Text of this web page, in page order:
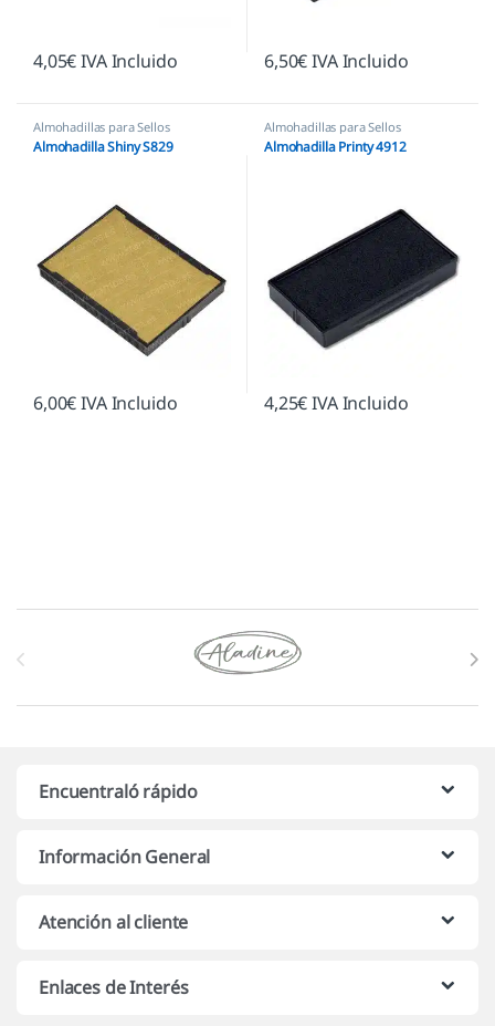
4,05€IVA Incluido 6,50€IVA Incluido
Almohadillas para Sellos
Automáticos ,Almohadillas Shiny
Almohadilla Shiny S829
6,00€IVA Incluido
Almohadillas para Sellos
Automáticos ,Almohadillas Trodat
Almohadilla Printy 4912
4,25€IVA Incluido
Marcas De Carrusel
Encuentraló rápido
Información General
Atención al cliente
Enlaces de Interés